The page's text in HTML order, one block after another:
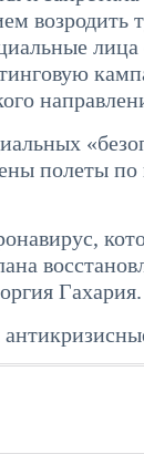
полеты
Гахария.